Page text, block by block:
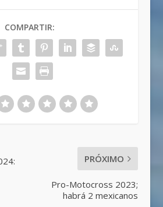
COMPARTIR:
PRÓXIMO
Pro-Motocross 2023;
habrá 2 mexicanos